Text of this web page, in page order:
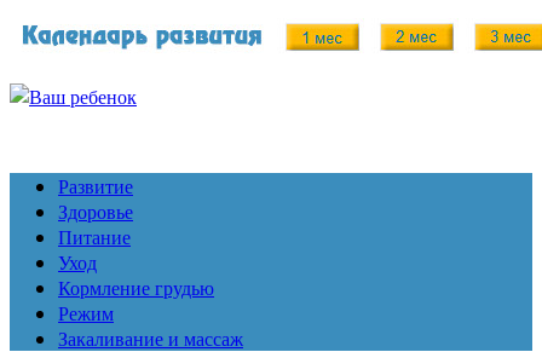
Развитие
Здоровье
Питание
Уход
Кормление грудью
Режим
Закаливание и массаж